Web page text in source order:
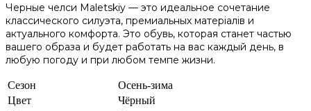
Черные челси Maletskiy — это идеальное сочетание
классического силуэта, премиальных матеріалів и
актуального комфорта. Это обувь, которая станет частью
вашего образа и будет работать на вас каждый день, в
любую погоду и при любом темпе жизни.
Сезон
Осень-зима
Цвет
Чёрный